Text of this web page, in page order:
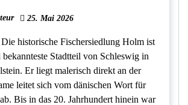
25. Mai 2026
historische Fischersiedlung Holm ist
bekannteste Stadtteil von Schleswig in
Er liegt malerisch direkt an der
leitet sich vom dänischen Wort für
Bis in das 20. Jahrhundert hinein war